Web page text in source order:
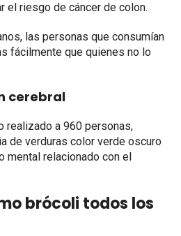
el riesgo de cáncer de colon.
las personas que consumían
fácilmente que quienes no lo
cerebral
realizado a 960 personas,
de verduras color verde oscuro
mental relacionado con el
brócoli todos los